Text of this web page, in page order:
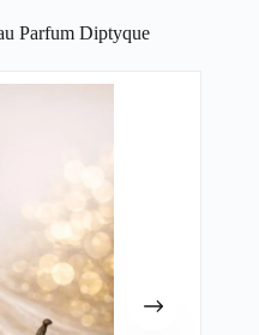
Parfum Diptyque